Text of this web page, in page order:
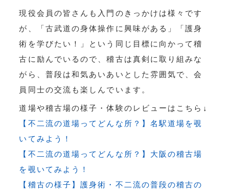
現役会員の皆さんも入門のきっかけは様々です
が、「古武道の身体操作に興味がある」「護身
術を学びたい！」という同じ目標に向かって稽
古に励んでいるので、稽古は真剣に取り組みな
がら、普段は和気あいあいとした雰囲気で、会
員同士の交流も楽しんでいます。
道場や稽古場の様子・体験のレビューはこちら↓
【不二流の道場ってどんな所？】名駅道場を覗
いてみよう！
【不二流の道場ってどんな所？】大阪の稽古場
を覗いてみよう！
【稽古の様子】護身術・不二流の普段の稽古の